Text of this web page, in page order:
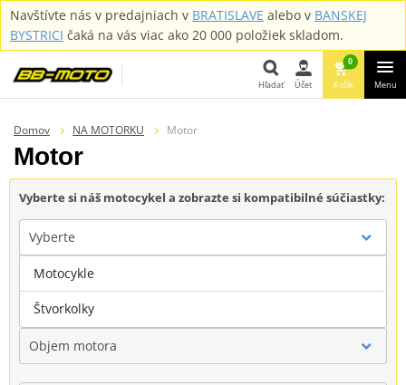
Navštívte nás v predajniach v BRATISLAVE alebo v BANSKEJ
BYSTRICI čaká na vás viac ako 20 000 položiek skladom.
Hľadať Účet
0
Košík Menu
Domov NA MOTORKU Motor
Motor
Vyberte si náš motocykel a zobrazte si kompatibilné súčiastky:
Vyberte
Značka
Objem motora
Motocykle
Štvorkolky